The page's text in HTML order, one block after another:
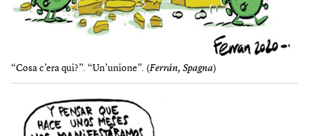
“Cosa c’era qui?”. “Un’unione”. (Ferrán, Spagna)